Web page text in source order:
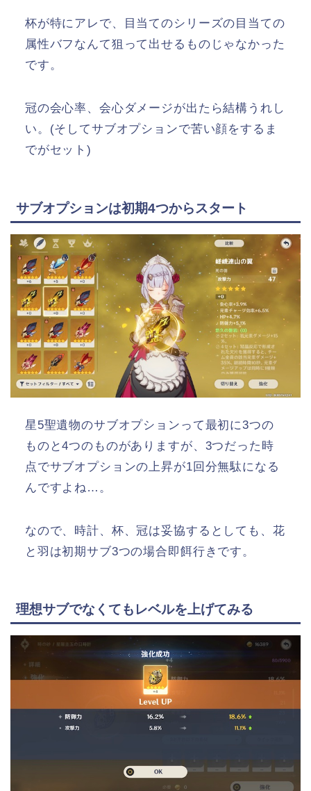
杯が特にアレで、目当てのシリーズの目当ての
属性バフなんて狙って出せるものじゃなかった
です。
冠の会心率、会心ダメージが出たら結構うれし
い。(そしてサブオプションで苦い顔をするま
でがセット)
サブオプションは初期4つからスタート
星5聖遺物のサブオプションって最初に3つの
ものと4つのものがありますが、3つだった時
点でサブオプションの上昇が1回分無駄になる
んですよね…。
なので、時計、杯、冠は妥協するとしても、花
と羽は初期サブ3つの場合即餌行きです。
理想サブでなくてもレベルを上げてみる